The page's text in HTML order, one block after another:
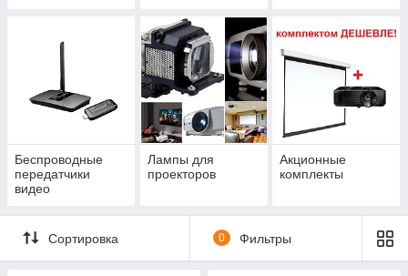
Беспроводные
передатчики
видео
Лампы для
проекторов
Акционные
комплекты
Сортировка 0 Фильтры